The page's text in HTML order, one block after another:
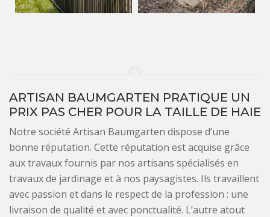
ARTISAN BAUMGARTEN PRATIQUE UN
PRIX PAS CHER POUR LA TAILLE DE HAIE
Notre société Artisan Baumgarten dispose d’une
bonne réputation. Cette réputation est acquise grâce
aux travaux fournis par nos artisans spécialisés en
travaux de jardinage et à nos paysagistes. Ils travaillent
avec passion et dans le respect de la profession : une
livraison de qualité et avec ponctualité. L’autre atout